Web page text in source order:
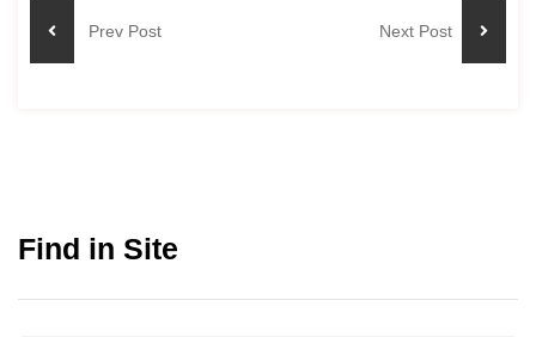
Prev Post Next Post
Find in Site